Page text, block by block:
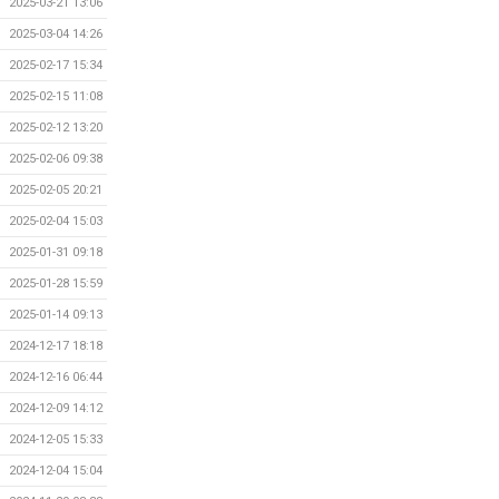
2025-03-04 14:26
2025-02-17 15:34
2025-02-15 11:08
2025-02-12 13:20
2025-02-06 09:38
2025-02-05 20:21
2025-02-04 15:03
2025-01-31 09:18
2025-01-28 15:59
2025-01-14 09:13
2024-12-17 18:18
2024-12-16 06:44
2024-12-09 14:12
2024-12-05 15:33
2024-12-04 15:04